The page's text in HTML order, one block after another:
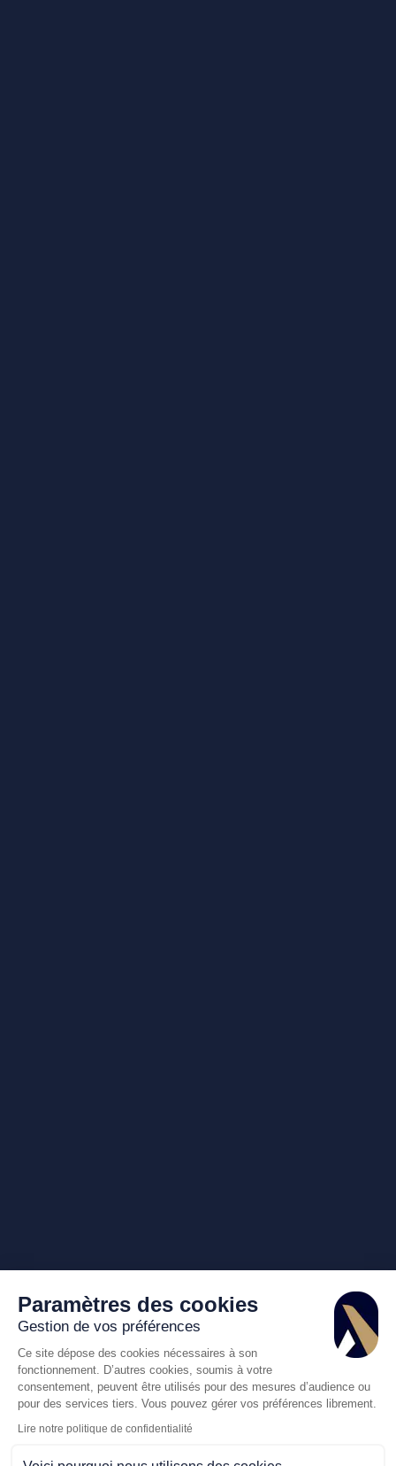
Paramètres des cookies
Gestion de vos préférences
Ce site dépose des cookies nécessaires à son
fonctionnement. D’autres cookies, soumis à votre
consentement, peuvent être utilisés pour des mesures d’audience ou
pour des services tiers. Vous pouvez gérer vos préférences librement.
Lire notre politique de confidentialité